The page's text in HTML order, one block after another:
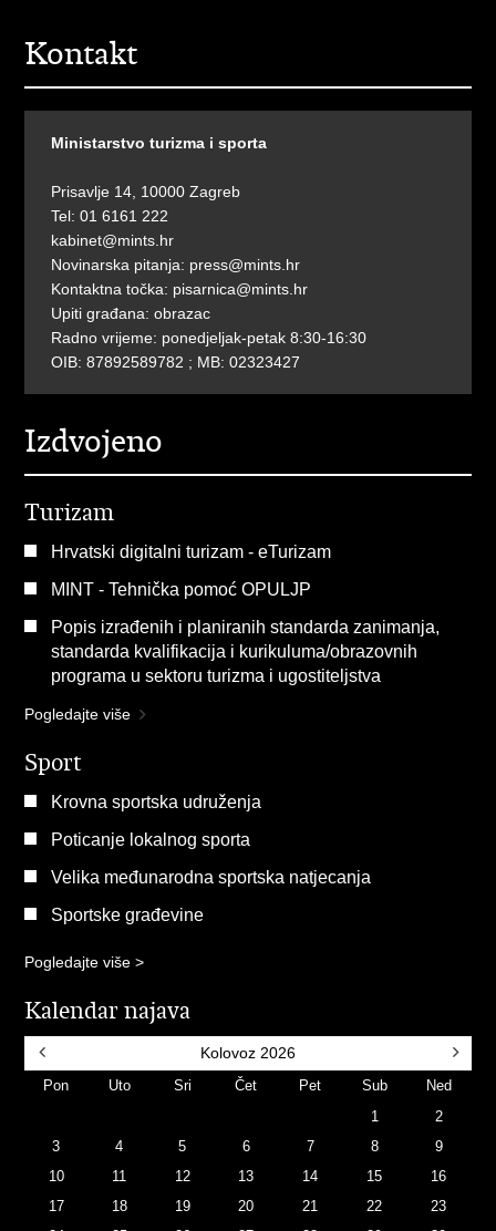
Kontakt
Ministarstvo turizma i sporta
Prisavlje 14, 10000 Zagreb
Tel: 01 6161 222
kabinet@mints.hr
Novinarska pitanja: press@mints.hr
Kontaktna točka: pisarnica@mints.hr
Upiti građana:obrazac
Radno vrijeme: ponedjeljak-petak 8:30-16:30
OIB: 87892589782 ; MB: 02323427
Izdvojeno
Turizam
Hrvatski digitalni turizam - eTurizam
MINT - Tehnička pomoć OPULJP
Popis izrađenih i planiranih standarda zanimanja,
standarda kvalifikacija i kurikuluma/obrazovnih
programa u sektoru turizma i ugostiteljstva
Pogledajte više
Sport
Krovna sportska udruženja
Poticanje lokalnog sporta
Velika međunarodna sportska natjecanja
Sportske građevine
Pogledajte više >
Kalendar najava
Kolovoz 2026
Pon Uto Sri Čet Pet Sub Ned
1
2
3
4 5 6 7 8
9
10
11 12 13 14 15
16
17
18 19 20 21 22
23